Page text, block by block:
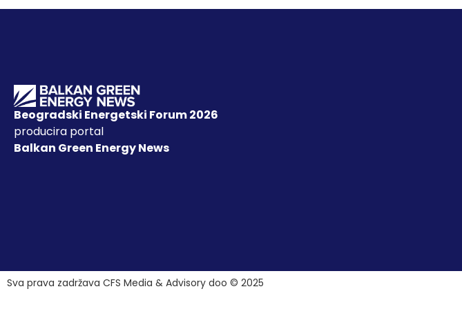
Beogradski Energetski Forum 2026
producira portal
Balkan Green Energy News
Sva prava zadržava CFS Media & Advisory doo © 2025